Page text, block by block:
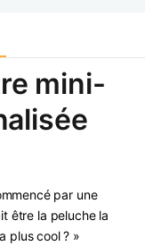
mini-
par une
être la peluche la
plus cool ? »